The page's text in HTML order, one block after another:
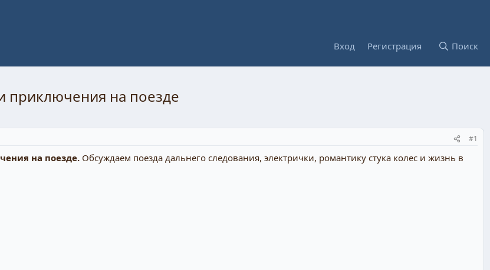
Вход Регистрация Поиск
приключения на поезде
#1
на поезде. Обсуждаем поезда дальнего следования, электрички, романтику стука колес и жизнь в